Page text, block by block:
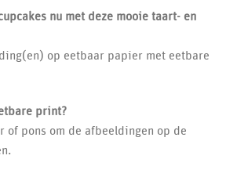
nu met deze mooie taart- en
op eetbaar papier met eetbare
print?
of pons om de afbeeldingen op de